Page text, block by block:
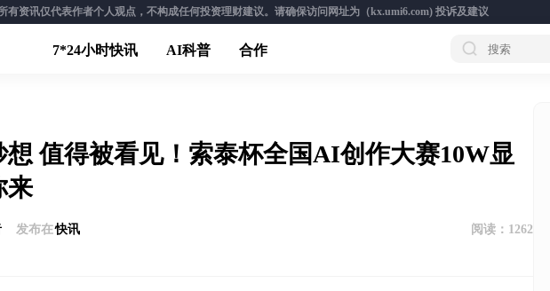
有资讯仅代表作者个人观点，不构成任何投资理财建议。请确保访问网址为（kx.umi6.com) 投诉及建议
7*24小时快讯 AI科普 合作
想 值得被看见！索泰杯全国AI创作大赛10W显
来
发布在快讯 阅读： 1262